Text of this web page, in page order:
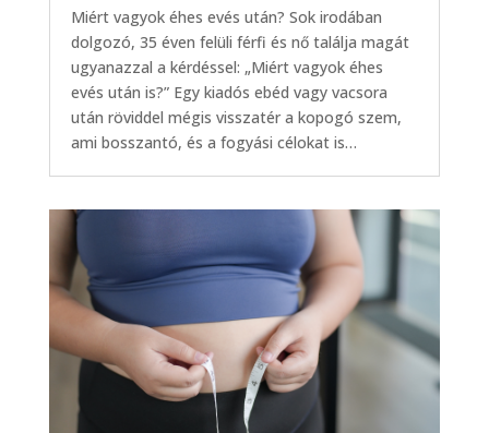
Miért vagyok éhes evés után? Sok irodában
dolgozó, 35 éven felüli férfi és nő találja magát
ugyanazzal a kérdéssel: „Miért vagyok éhes
evés után is?” Egy kiadós ebéd vagy vacsora
után röviddel mégis visszatér a kopogó szem,
ami bosszantó, és a fogyási célokat is…